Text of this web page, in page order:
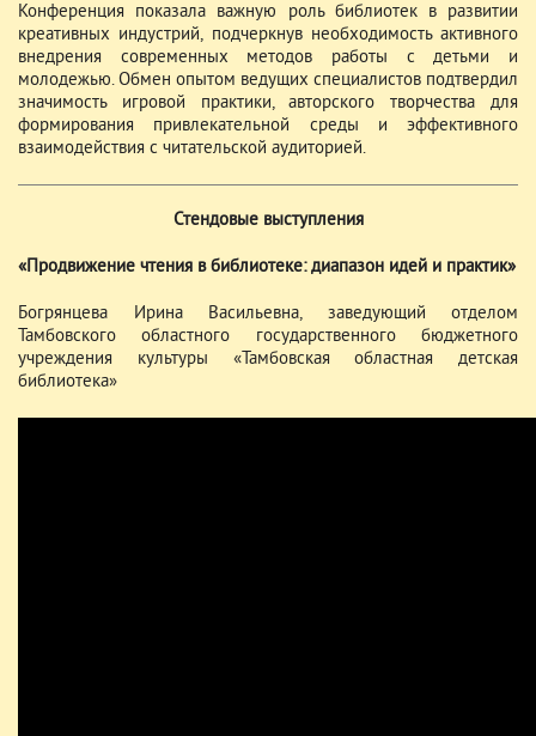
Конференция показала важную роль библиотек в развитии
креативных индустрий, подчеркнув необходимость активного
внедрения современных методов работы с детьми и
молодежью. Обмен опытом ведущих специалистов подтвердил
значимость игровой практики, авторского творчества для
формирования привлекательной среды и эффективного
взаимодействия с читательской аудиторией.
Стендовые выступления
«Продвижение чтения в библиотеке: диапазон идей и практик»
Богрянцева Ирина Васильевна, заведующий отделом
Тамбовского областного государственного бюджетного
учреждения культуры «Тамбовская областная детская
библиотека»